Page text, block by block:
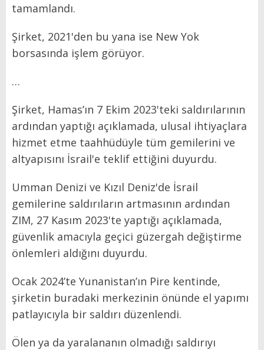
tamamlandı.
Şirket, 2021'den bu yana ise New Yok
borsasında işlem görüyor.
…
Şirket, Hamas’ın 7 Ekim 2023'teki saldırılarının
ardından yaptığı açıklamada, ulusal ihtiyaçlara
hizmet etme taahhüdüyle tüm gemilerini ve
altyapısını İsrail'e teklif ettiğini duyurdu.
Umman Denizi ve Kızıl Deniz'de İsrail
gemilerine saldırıların artmasının ardından
ZIM, 27 Kasım 2023'te yaptığı açıklamada,
güvenlik amacıyla geçici güzergah değiştirme
önlemleri aldığını duyurdu.
Ocak 2024’te Yunanistan’ın Pire kentinde,
şirketin buradaki merkezinin önünde el yapımı
patlayıcıyla bir saldırı düzenlendi.
Ölen ya da yaralananın olmadığı saldırıyı